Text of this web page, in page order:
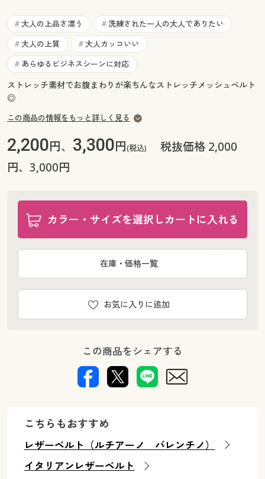
お気に入り
サポート
ご利用ガイド
よくある質問とお問い合わせ
ご利用ガイド
よくある質問とお問い合わせ
# 大人の上品さ漂う # 洗練された一人の大人でありたい
# 大人の上質 # 大人カッコいい
# あらゆるビジネスシーンに対応
ストレッチ素材でお腹まわりが楽ちんなストレッチメッシュベルト
◎
この商品の情報をもっと詳しく見る
2,200円、 3,300円(税込)
税抜価格 2,000
円、3,000円
カラー・サイズを選択しカートに入れる
お気に入りに追加
在庫・価格一覧
この商品をシェアする
こちらもおすすめ
レザーベルト（ルチアーノ バレンチノ）
イタリアンレザーベルト